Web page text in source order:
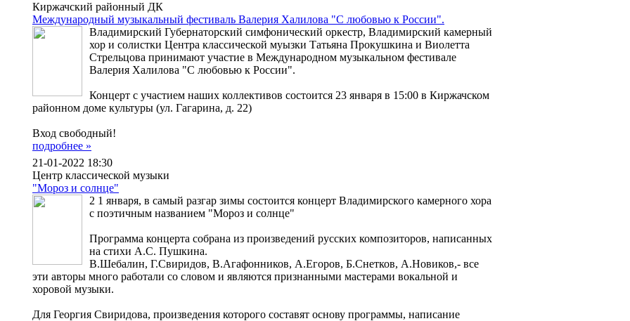
Киржачский районный ДК
Международный музыкальный фестиваль Валерия Халилова "С любовью к России".
Владимирский Губернаторский симфонический оркестр, Владимирский камерный
хор и солистки Центра классической муызки Татьяна Прокушкина и Виолетта
Стрельцова принимают участие в Международном музыкальном фестивале
Валерия Халилова "С любовью к России".
Концерт с участием наших коллективов состоится 23 января в 15:00 в Киржачском
районном доме культуры (ул. Гагарина, д. 22)
Вход свободный!
подробнее »
21-01-2022 18:30
Центр классической музыки
"Мороз и солнце"
2 1 января, в самый разгар зимы состоится концерт Владимирского камерного хора
с поэтичным названием "Мороз и солнце"
Программа концерта собрана из произведений русских композиторов, написанных
на стихи А.С. Пушкина.
В.Шебалин, Г.Свиридов, В.Агафонников, А.Егоров, Б.Снетков, А.Новиков,- все
эти авторы много работали со словом и являются признанными мастерами вокальной и
хоровой музыки.
Для Георгия Свиридова, произведения которого составят основу программы, написание